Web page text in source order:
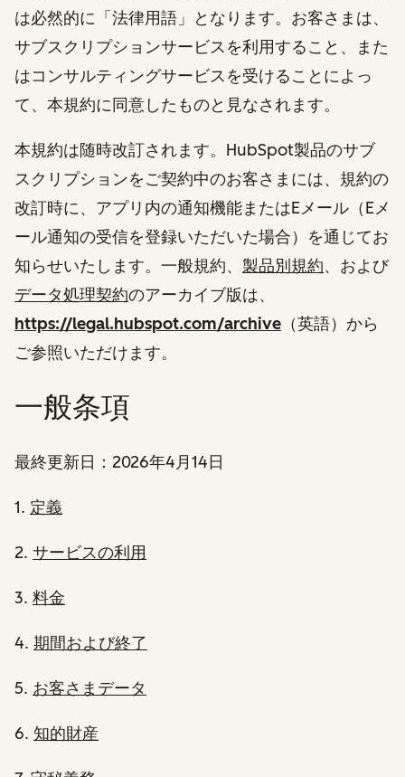
は必然的に「法律用語」となります。お客さまは、
サブスクリプションサービスを利用すること、また
はコンサルティングサービスを受けることによっ
て、本規約に同意したものと見なされます。
本規約は随時改訂されます。HubSpot製品のサブ
スクリプションをご契約中のお客さまには、規約の
改訂時に、アプリ内の通知機能またはEメール（Eメ
ール通知の受信を登録いただいた場合）を通じてお
知らせいたします。一般規約、 製品別規約、および
データ処理契約のアーカイブ版は、
https://legal.hubspot.com/archive （英語）から
ご参照いただけます。
一般条項
最終更新日：2026年4月14日
1. 定義
2. サービスの利用
3. 料金
4. 期間および終了
5. お客さまデータ
6. 知的財産